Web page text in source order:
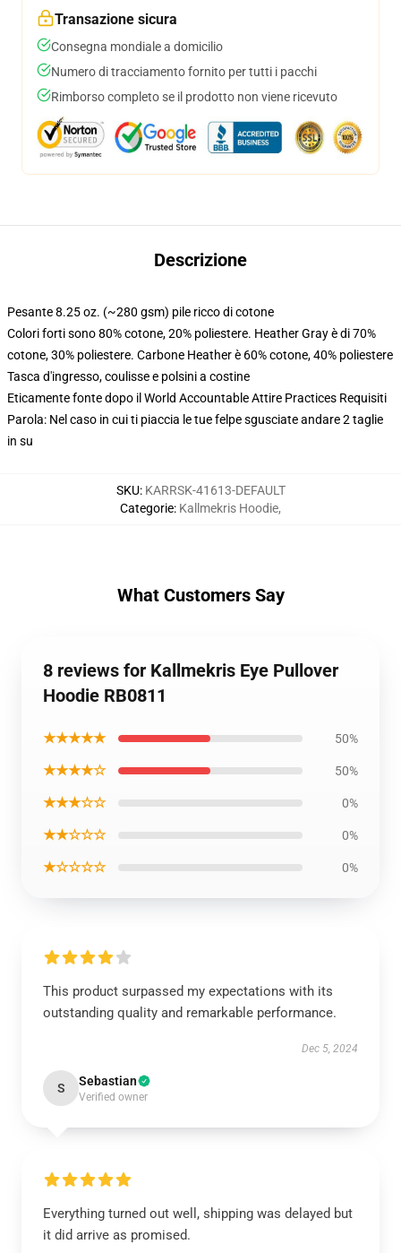
Transazione sicura
Consegna mondiale a domicilio
Numero di tracciamento fornito per tutti i pacchi
Rimborso completo se il prodotto non viene ricevuto
Descrizione
Pesante 8.25 oz. (~280 gsm) pile ricco di cotone
Colori forti sono 80% cotone, 20% poliestere. Heather Gray è di 70%
cotone, 30% poliestere. Carbone Heather è 60% cotone, 40% poliestere
Tasca d'ingresso, coulisse e polsini a costine
Eticamente fonte dopo il World Accountable Attire Practices Requisiti
Parola: Nel caso in cui ti piaccia le tue felpe sgusciate andare 2 taglie
in su
SKU: KARRSK-41613-DEFAULT
Categorie: Kallmekris Hoodie,
What Customers Say
8 reviews for Kallmekris Eye Pullover
Hoodie RB0811
★★★★★ 50%
★★★★☆ 50%
★★★☆☆ 0%
★★☆☆☆ 0%
★☆☆☆☆ 0%
This product surpassed my expectations with its
outstanding quality and remarkable performance.
Dec 5, 2024
S Sebastian
Verified owner
Everything turned out well, shipping was delayed but
it did arrive as promised.